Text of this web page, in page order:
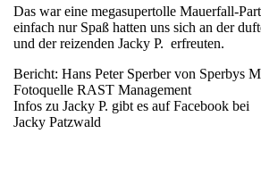
Das war eine megasupertolle Mauerfall-
einfach nur Spaß hatten uns sich an der
und der reizenden Jacky P. erfreuten.
Bericht: Hans Peter Sperber von Sperbys
Fotoquelle RAST Management
Infos zu Jacky P. gibt es auf Facebook bei
Jacky Patzwald